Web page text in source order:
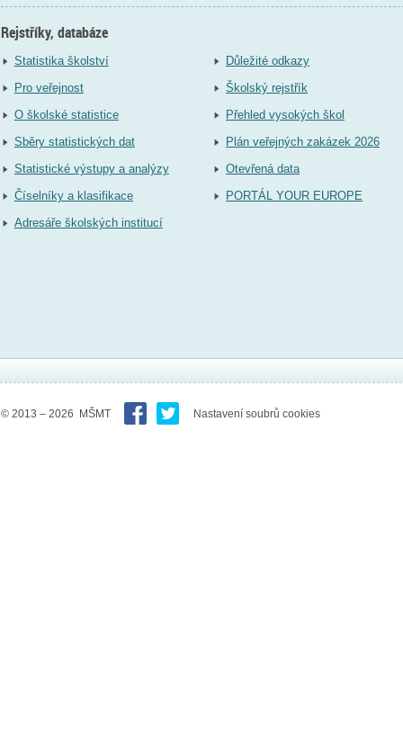
Rejstříky, databáze
Statistika školství
Pro veřejnost
O školské statistice
Sběry statistických dat
Statistické výstupy a analýzy
Číselníky a klasifikace
Adresáře školských institucí
Důležité odkazy
Školský rejstřík
Přehled vysokých škol
Plán veřejných zakázek 2026
Otevřená data
PORTÁL YOUR EUROPE
© 2013 – 2026 MŠMT Nastavení soubrů cookies